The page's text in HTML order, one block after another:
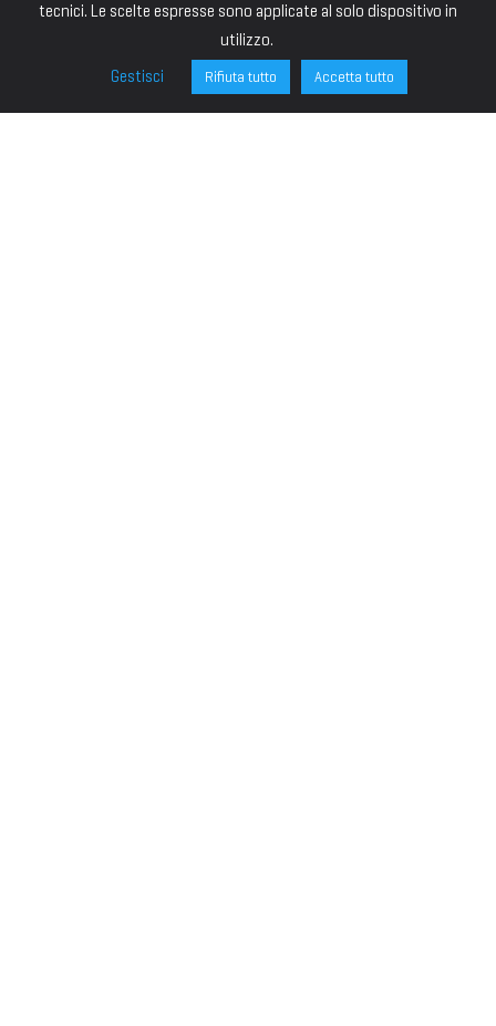
tecnici. Le scelte espresse sono applicate al solo dispositivo in
utilizzo.
Gestisci
Rifiuta tutto Accetta tutto